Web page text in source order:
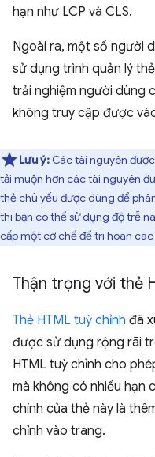
hạn như LCP và CLS.
Ngoài ra, một số người
sử dụng trình quản lý
trải nghiệm người dùng
không truy cập được
Lưu ý: Các tài nguyên
tải muộn hơn các tài nguyên
thẻ chủ yếu được dùng để
thì bạn có thể sử dụng độ trễ
cấp một cơ chế để trì hoãn
Thận trọng với thẻ
Thẻ HTML tuỳ chỉnh đã
được sử dụng rộng rãi
HTML tuỳ chỉnh cho
mà không có nhiều hạn
chính của thẻ này là
chỉnh vào trang.